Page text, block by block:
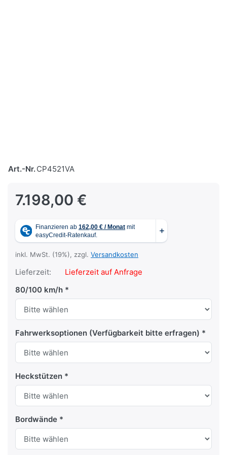
Art.-Nr.CP4521VA
7.198,00 €
inkl. MwSt. (19%), zzgl. Versandkosten
Lieferzeit:
Lieferzeit auf Anfrage
80/100 km/h
Fahrwerksoptionen (Verfügbarkeit bitte erfragen)
Heckstützen
Bordwände